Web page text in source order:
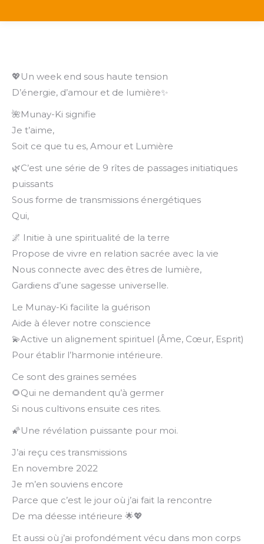
💖Un week end sous haute tension
D’énergie, d’amour et de lumière✨
🌺Munay-Ki signifie
Je t’aime,
Soit ce que tu es, Amour et Lumière
🌿C’est une série de 9 rîtes de passages initiatiques
puissants
Sous forme de transmissions énergétiques
Qui,
🌌 Initie à une spiritualité de la terre
Propose de vivre en relation sacrée avec la vie
Nous connecte avec des êtres de lumière,
Gardiens d’une sagesse universelle.
Le Munay-Ki facilite la guérison
Aide à élever notre conscience
💫Active un alignement spirituel (Âme, Cœur, Esprit)
Pour établir l’harmonie intérieure.
Ce sont des graines semées
🌻Qui ne demandent qu’à germer
Si nous cultivons ensuite ces rites.
🌠Une révélation puissante pour moi.
J’ai reçu ces transmissions
En novembre 2022
Je m’en souviens encore
Parce que c’est le jour où j’ai fait la rencontre
De ma déesse intérieure 🌟💖
Et aussi où j’ai profondément vécu dans mon corps